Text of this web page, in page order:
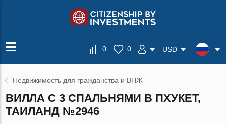
0 0 USD
Недвижимость для гражданства и ВНЖ
ВИЛЛА С 3 СПАЛЬНЯМИ В ПХУКЕТ,
ТАИЛАНД №2946